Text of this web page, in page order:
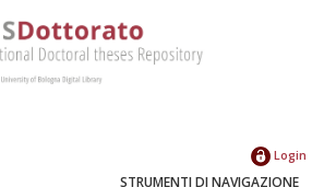
Login
STRUMENTI DI NAVIGAZIONE